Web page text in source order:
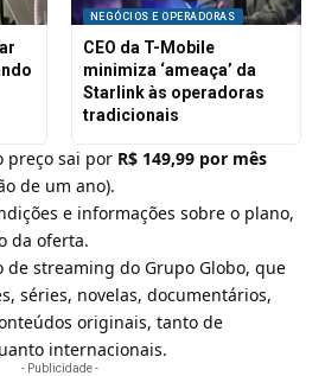
NEGÓCIOS E OPERADORAS
CEO da T-Mobile
minimiza ‘ameaça’ da
Starlink às operadoras
tradicionais
preço sai por R$ 149,99 por mês
de um ano).
e informações sobre o plano,
da oferta.
de streaming do Grupo Globo, que
séries, novelas, documentários,
originais, tanto de
internacionais.
- Publicidade -